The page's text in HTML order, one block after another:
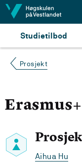
Hopp til innhald
Studietilbod
Prosjekt
Aihua Hu